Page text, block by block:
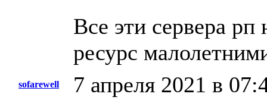
Все эти сервера
ресурс
sofarewell 7 апреля 2021 в